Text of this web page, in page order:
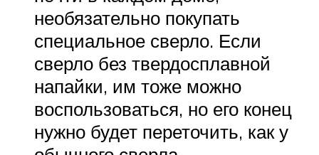
необязательно покупать
специальное сверло. Если
сверло без твердосплавной
напайки, им тоже можно
воспользоваться, но его конец
нужно будет переточить, как у